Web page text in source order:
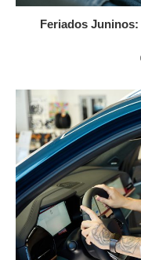
Feriados